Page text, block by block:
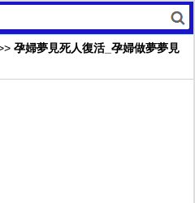
孕婦夢見死人復活_孕婦做夢夢見